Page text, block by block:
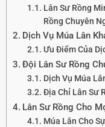
Lân Sư Rồng
Rồng Chuyên
Dịch Vụ Múa Lân
Ưu Điểm Của
Đội Lân Sư Rồng
Dịch Vụ Múa
Địa Chỉ Lân Sư
Lân Sư Rồng Cho
Múa Lân Cho